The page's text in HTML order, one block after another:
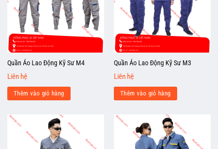
Quần Áo Lao Động Kỹ Sư M4
Liên hệ
Thêm vào giỏ hàng
Quần Áo Lao Động Kỹ Sư M3
Liên hệ
Thêm vào giỏ hàng